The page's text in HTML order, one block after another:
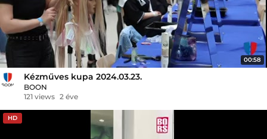
00:58
Kézműves kupa 2024.03.23.
BOON
121 views 2 éve
HD